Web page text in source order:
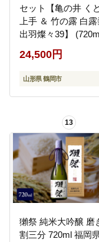
セット【亀の井 く
上手 ＆ 竹の露 白
出羽燦々39】
社 K-769
24,500円
山形県 鶴岡市
13
獺祭 純米大吟醸 磨
割三分 720ml 福岡